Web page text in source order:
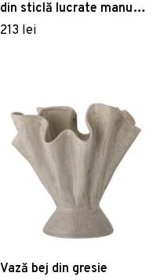
din sticlă lucrate manual
(înălțime 20 cm) Fleur –
213 lei
Vază bej din gresie